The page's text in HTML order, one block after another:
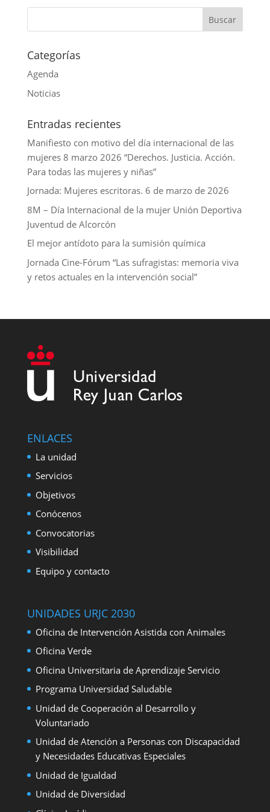
p
o
k
e
r
e
d
I
n
i
lCategorías
Agenda
Noticias
Entradas recientes
Manifiesto con motivo del día internacional de las
mujeres 8 marzo 2026 “Derechos. Justicia. Acción.
Para todas las mujeres y niñas”
Jornada: Mujeres escritoras. 6 de marzo de 2026
8M – Día Internacional de la mujer Unión Deportiva
Juventud de Alcorcón
El mejor antídoto para la sumisión química
Jornada Cine-Fórum “Las sufragistas: memoria viva
y retos actuales en la intervención social”
ENLACES
La unidad
Servicios
Objetivos
Conócenos
Convocatorias
Visibilidad
Equipo y contacto
UNIDADES URJC 2030
Oficina de Intervención Asistida con Animales
Oficina Verde
Oficina Universitaria de Aprendizaje Servicio
Programa Universidad Saludable
Unidad de Cooperación al Desarrollo y
Voluntariado
Unidad de Atención a Personas con Discapacidad
y Necesidades Educativas Especiales
Unidad de Igualdad
Unidad de Diversidad